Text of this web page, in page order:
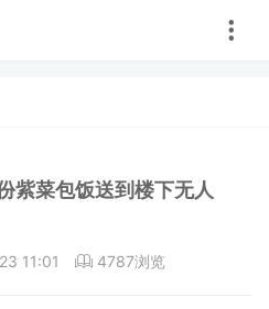
紫菜包饭送到楼下无人
11:01 4787浏览